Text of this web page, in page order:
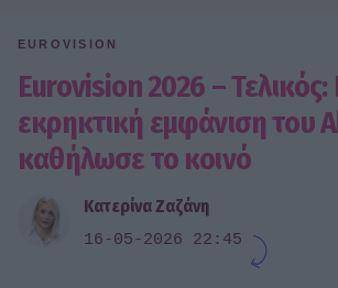
EUROVISION
Eurovision 2026 – Τελικός:
εκρηκτική εμφάνιση του
καθήλωσε το κοινό
Κατερίνα Ζαζάνη
16-05-2026 22:45